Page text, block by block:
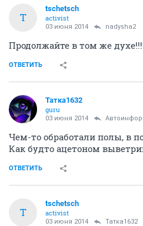
T
tschetsch
activist
03 июня 2014 nadysha2
Продолжайте в том же
ОТВЕТИТЬ
Татка1632
guru
03 июня 2014
Чем-то обработали полы, в
Как будто ацетоном
ОТВЕТИТЬ
T
tschetsch
activist
03 июня 2014 Татка1632